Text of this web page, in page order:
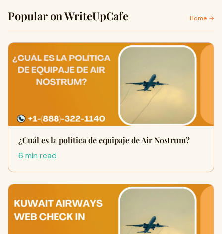
Popular on WriteUpCafe Home →
¿Cuál es la política de equipaje de Air Nostrum?
6 min read